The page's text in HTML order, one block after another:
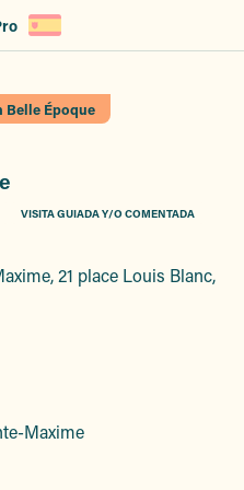
Belle Époque
VISITA GUIADA Y/O COMENTADA
21 place Louis Blanc,
aux